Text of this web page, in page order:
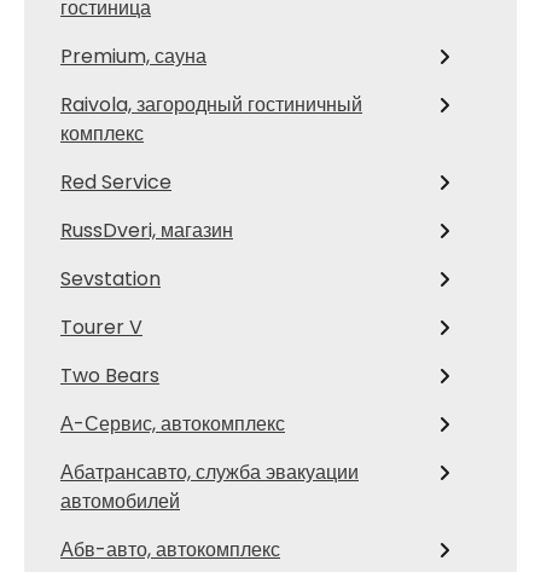
гостиница
Premium, сауна
Raivola, загородный гостиничный
комплекс
Red Service
RussDveri, магазин
Sevstation
Tourer V
Two Bears
А-Сервис, автокомплекс
Абатрансавто, служба эвакуации
автомобилей
Абв-авто, автокомплекс